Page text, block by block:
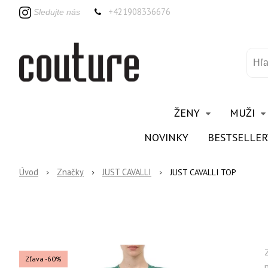
Sledujte nás +421908336676
ŽENY
MUŽI
NOVINKY
Úvod Značky JUST CAVALLI JUST CAVALLI TOP
Zľava -60%